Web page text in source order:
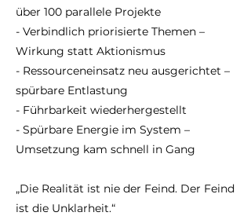
über 100 parallele Projekte
- Verbindlich priorisierte Themen –
Wirkung statt Aktionismus
- Ressourceneinsatz neu ausgerichtet –
spürbare Entlastung
- Führbarkeit wiederhergestellt
- Spürbare Energie im System –
Umsetzung kam schnell in Gang
„Die Realität ist nie der Feind. Der Feind
ist die Unklarheit.“